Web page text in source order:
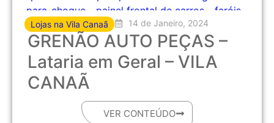
Lojas na Vila Canaã 14 de Janeiro, 2024
GRENÃO AUTO PEÇAS –
Lataria em Geral – VILA
CANAÃ
VER CONTEÚDO